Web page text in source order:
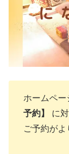
ホームペ
予約】
に
ご予約が